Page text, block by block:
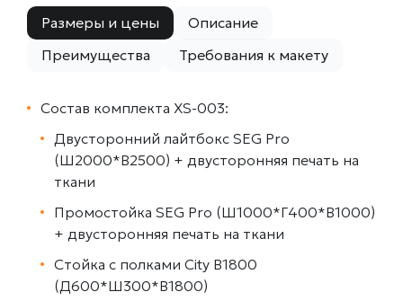
Размеры и цены
Описание
Преимущества
Требования к макету
Состав комплекта XS-003:
Двусторонний лайтбокс SEG Pro
(Ш2000*В2500) + двусторонняя печать на
ткани
Промостойка SEG Pro (Ш1000*Г400*В1000)
+ двусторонняя печать на ткани
Стойка с полками City B1800
(Д600*Ш300*В1800)